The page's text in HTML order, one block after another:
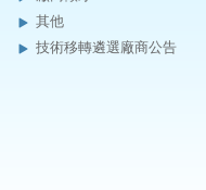
其他
技術移轉遴選廠商公告